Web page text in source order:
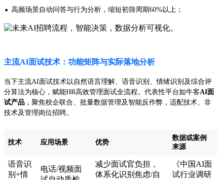
· 高频场景自动问答与行为分析，缩短初筛周期60%以上；
主流AI面试技术：功能矩阵与实际落地分析
当下主流AI面试技术以自然语言理解、语音识别、情绪识别及综合评
分算法为核心，赋能HR高效管理面试全流程。代表性平台如牛客AI面
试产品 ，聚焦校企联合、批量数据管理及智能反作弊，适配技术、非
技术及管理岗位招聘。
技术 应用场景 优势
数据或案例
来源
语音识
别+情
电话/视频面
减少面试官负担，
体系化识别焦虑/自
《中国AI面
试行业调研